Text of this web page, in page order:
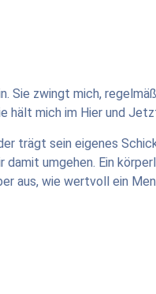
zwingt mich,
hält mich im Hier und
trägt sein eigenes
umgehen. Ein
aus, wie wertvoll ein